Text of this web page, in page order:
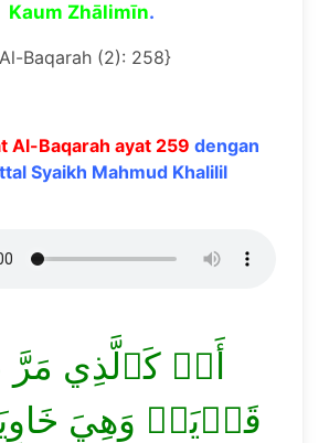
Kaum Zhālimīn.
Baqarah (2): 258}
Al-Baqarah ayat 259 dengan
Syaikh Mahmud Khalilil
أَوۡ كَٱلَّذِي مَرَّ
قَرۡيَةٖ وَهِيَ